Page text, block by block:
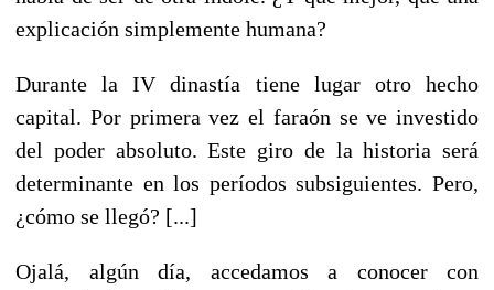
explicación simplemente humana?
Durante la IV dinastía tiene lugar otro hecho
capital. Por primera vez el faraón se ve investido
del poder absoluto. Este giro de la historia será
determinante en los períodos subsiguientes. Pero,
¿cómo se llegó? [...]
Ojalá, algún día, accedamos a conocer con